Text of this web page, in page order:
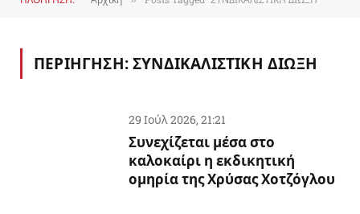
ΠΕΡΙΗΓΗΣΗ:ΣΥΝΔΙΚΑΛΙΣΤΙΚΗ ΔΙΩΞΗ
29 Ιούλ 2026, 21:21
Συνεχίζεται μέσα στο
καλοκαίρι η εκδικητική
ομηρία της Χρύσας Χοτζόγλου